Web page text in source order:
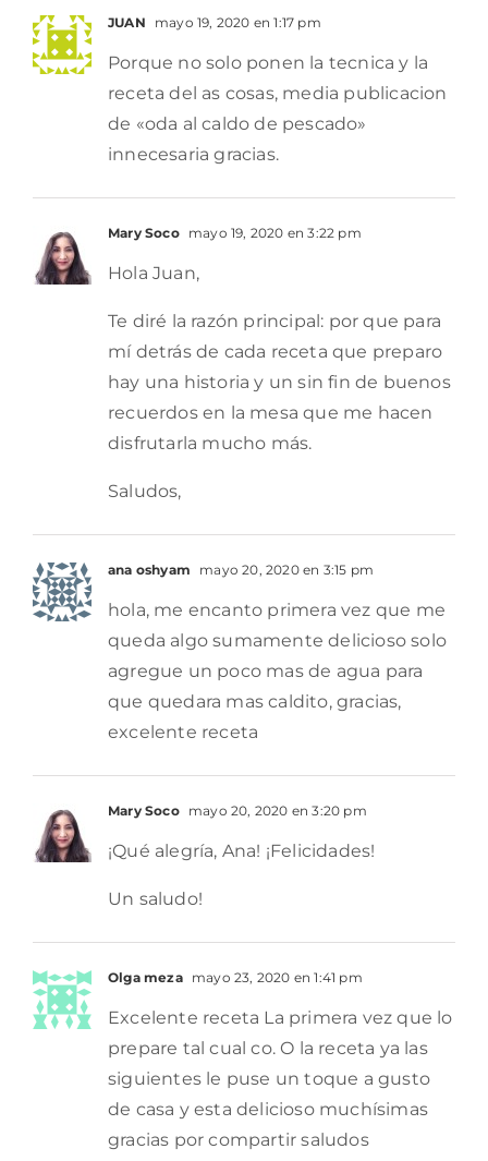
JUAN mayo 19, 2020 en 1:17 pm
Porque no solo ponen la tecnica y la
receta del as cosas, media publicacion
de «oda al caldo de pescado»
innecesaria gracias.
Mary Soco mayo 19, 2020 en 3:22 pm
Hola Juan,
Te diré la razón principal: por que para
mí detrás de cada receta que preparo
hay una historia y un sin fin de buenos
recuerdos en la mesa que me hacen
disfrutarla mucho más.
Saludos,
ana oshyam mayo 20, 2020 en 3:15 pm
hola, me encanto primera vez que me
queda algo sumamente delicioso solo
agregue un poco mas de agua para
que quedara mas caldito, gracias,
excelente receta
Mary Soco mayo 20, 2020 en 3:20 pm
¡Qué alegría, Ana! ¡Felicidades!
Un saludo!
Olga meza mayo 23, 2020 en 1:41 pm
Excelente receta La primera vez que lo
prepare tal cual co. O la receta ya las
siguientes le puse un toque a gusto
de casa y esta delicioso muchísimas
gracias por compartir saludos